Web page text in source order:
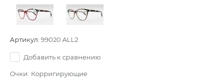
Артикул: 99020 ALL2
Добавить к сравнению
Очки: Корригирующие